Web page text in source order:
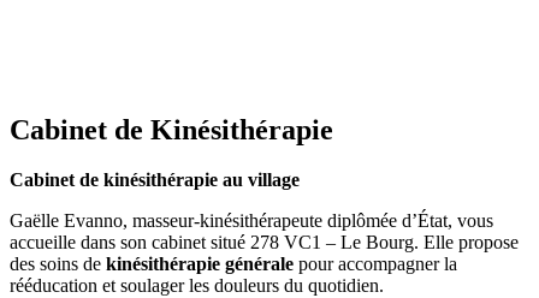
Cabinet de Kinésithérapie
Cabinet de kinésithérapie au village
Gaëlle Evanno, masseur-kinésithérapeute diplômée d’État, vous
accueille dans son cabinet situé 278 VC1 – Le Bourg. Elle propose
des soins de kinésithérapie générale pour accompagner la
rééducation et soulager les douleurs du quotidien.